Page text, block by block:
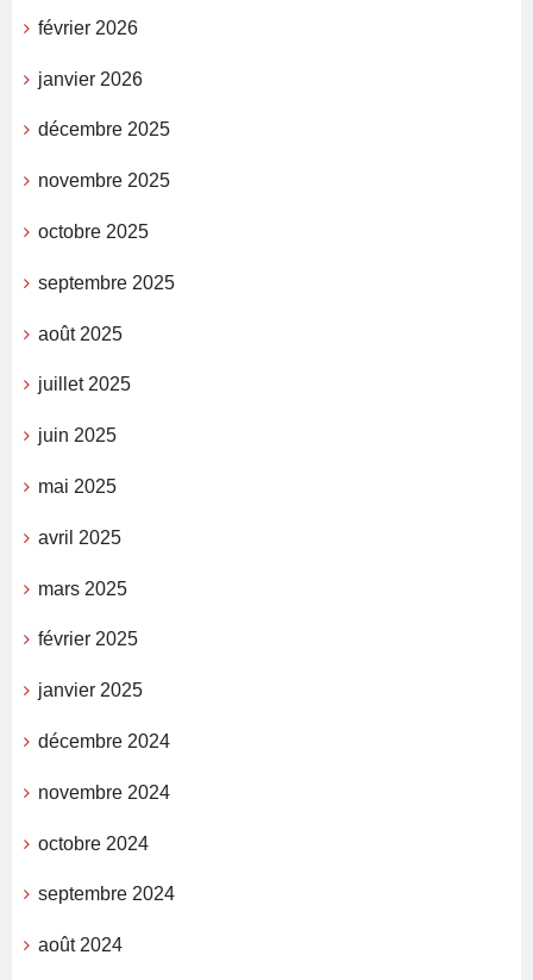
février 2026
janvier 2026
décembre 2025
novembre 2025
octobre 2025
septembre 2025
août 2025
juillet 2025
juin 2025
mai 2025
avril 2025
mars 2025
février 2025
janvier 2025
décembre 2024
novembre 2024
octobre 2024
septembre 2024
août 2024